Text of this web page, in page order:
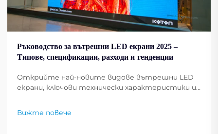
Ръководство за вътрешни LED екрани 2025 –
Типове, спецификации, разходи и тенденции
Открийте най-новите видове вътрешни LED
екрани, ключови технически характеристики и
контрастност и да подобрите
Вижте повече